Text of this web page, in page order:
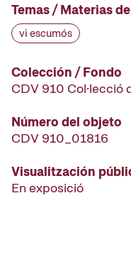
Temas / Materias
vi escumós
Colección / Fondo
CDV 910 Col·lecció
Número del objeto
CDV 910_01816
Visualitzación
En exposició